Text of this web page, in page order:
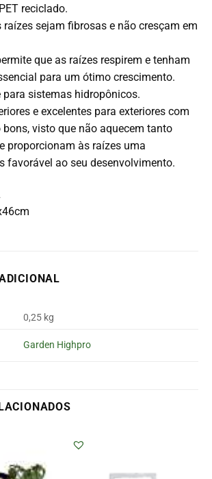
reciclado.
raízes sejam fibrosas e não cresçam em
que as raízes respirem e tenham
para um ótimo crescimento.
sistemas hidropônicos.
e excelentes para exteriores com
visto que não aquecem tanto
proporcionam às raízes uma
favorável ao seu desenvolvimento.
0,25 kg
Garden Highpro